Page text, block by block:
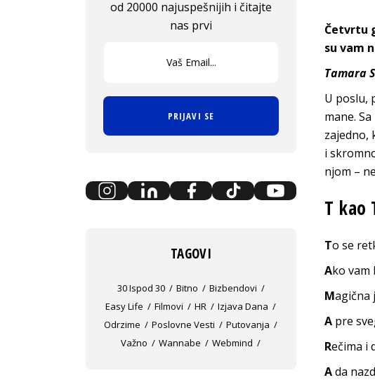
Četvrtu
su vam
Tamara
U poslu,
mane.
zajedno,
i
njom –
T kao
To se
Ako vam
Magična
A pre
Rečima i
Ada
od 20000 najuspešnijih i čitajte
nas prvi
PRIJAVI SE
TAGOVI
30 Ispod 30 Bitno
Bizbendovi
Easy Life
Filmovi HR
Izjava Dana
Odrzime
Poslovne Vesti
Putovanja
Važno
Wannabe Webmind